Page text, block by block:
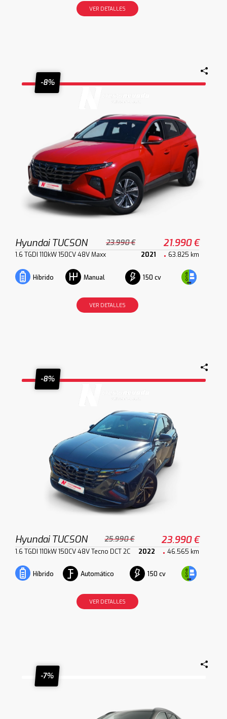
VER DETALLES
-8%
Hyundai TUCSON 23.990 € 21.990 €
1.6 TGDI 110kW 150CV 48V Maxx 2021 63.825 km
Híbrido Manual 150 cv
VER DETALLES
-8%
Hyundai TUCSON 25.990 € 23.990 €
1.6 TGDI 110kW 150CV 48V Tecno DCT 2C 2022 46.565 km
Híbrido Automático 150 cv
VER DETALLES
-7%